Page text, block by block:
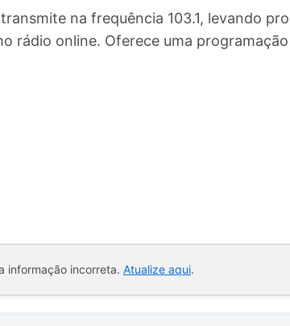
na frequência 103.1, levando
rádio online. Oferece uma
informação incorreta. Atualize aqui.